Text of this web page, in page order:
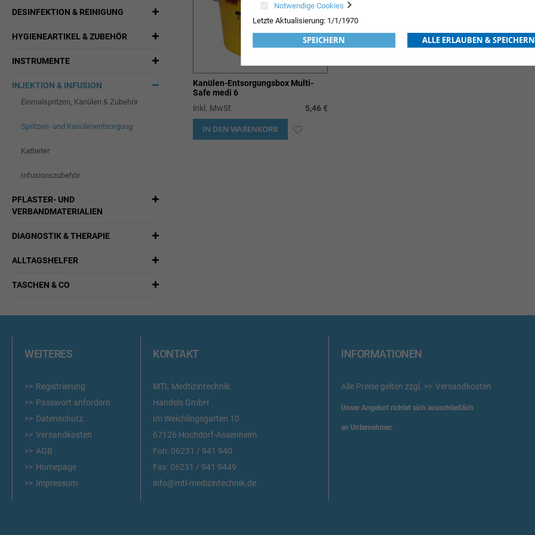
Kanülen-Entsorgungsbox Multi-
Safe medi 6
inkl. MwSt.
5,46 €
IN DEN WARENKORB
DESINFEKTION & REINIGUNG
HYGIENEARTIKEL & ZUBEHÖR
INSTRUMENTE
INJEKTION & INFUSION
Einmalspritzen, Kanülen & Zubehör
Spritzen- und Kanülenentsorgung
Katheter
Infusionszubehör
PFLASTER- UND
VERBANDMATERIALIEN
DIAGNOSTIK & THERAPIE
ALLTAGSHELFER
TASCHEN & CO
WEITERES
Registrierung
Passwort anfordern
Datenschutz
Versandkosten
AGB
Homepage
Impressum
KONTAKT
MTL Medtizintechnik
Handels GmbH
Im Weichlingsgarten 10
67126 Hochdorf-Assenheim
Fon: 06231 / 941 940
Fax: 06231 / 941 9449
info@mtl-medizintechnik.de
INFORMATIONEN
Alle Preise gelten zzgl. Versandkosten
Unser Angebot richtet sich ausschließlich
an Unternehmer.
Notwendige Cookies
Letzte Aktualisierung: 1/1/1970
SPEICHERN ALLE ERLAUBEN & SPEICHERN